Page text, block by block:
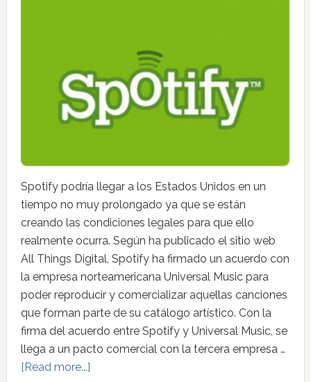
Spotify podría llegar a los Estados Unidos en un
tiempo no muy prolongado ya que se están
creando las condiciones legales para que ello
realmente ocurra. Según ha publicado el sitio web
All Things Digital, Spotify ha firmado un acuerdo con
la empresa norteamericana Universal Music para
poder reproducir y comercializar aquellas canciones
que forman parte de su catálogo artístico. Con la
firma del acuerdo entre Spotify y Universal Music, se
llega a un pacto comercial con la tercera empresa …
[Read more...]